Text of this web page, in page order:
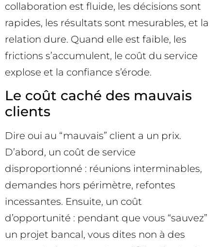
collaboration est fluide, les décisions sont
rapides, les résultats sont mesurables, et la
relation dure. Quand elle est faible, les
frictions s’accumulent, le coût du service
explose et la confiance s’érode.
Le coût caché des mauvais
clients
Dire oui au “mauvais” client a un prix.
D’abord, un coût de service
disproportionné : réunions interminables,
demandes hors périmètre, refontes
incessantes. Ensuite, un coût
d’opportunité : pendant que vous “sauvez”
un projet bancal, vous dites non à des